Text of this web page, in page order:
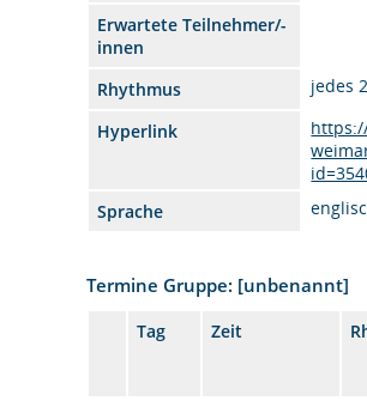
Erwartete Teilnehmer/-
innen
Rhythmus
jedes
Hyperlink
Sprache
Termine Gruppe: [unbenannt]
Tag Zeit